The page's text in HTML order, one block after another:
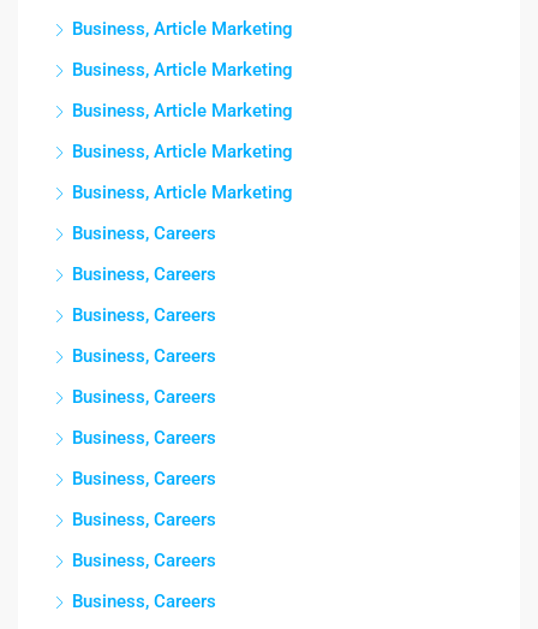
Business, Article Marketing
Business, Article Marketing
Business, Article Marketing
Business, Article Marketing
Business, Article Marketing
Business, Careers
Business, Careers
Business, Careers
Business, Careers
Business, Careers
Business, Careers
Business, Careers
Business, Careers
Business, Careers
Business, Careers